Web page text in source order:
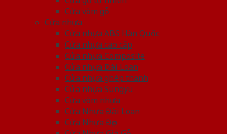
Cửa vòm gỗ
Cửa nhựa
Cửa nhựa ABS Hàn Quốc
Cửa nhựa cao cấp
Cửa nhựa Composite
Cửa nhựa Đài Loan
Cửa nhựa ghép thanh
Cửa nhựa Sungyu
Cửa vòm nhựa
Cửa Nhựa Đài Loan
Cửa Nhựa Đẹp